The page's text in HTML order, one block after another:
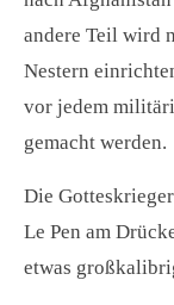
andere Teil wird
Nestern
vor jedem
gemacht werden.
Die
Le Pen am
etwas